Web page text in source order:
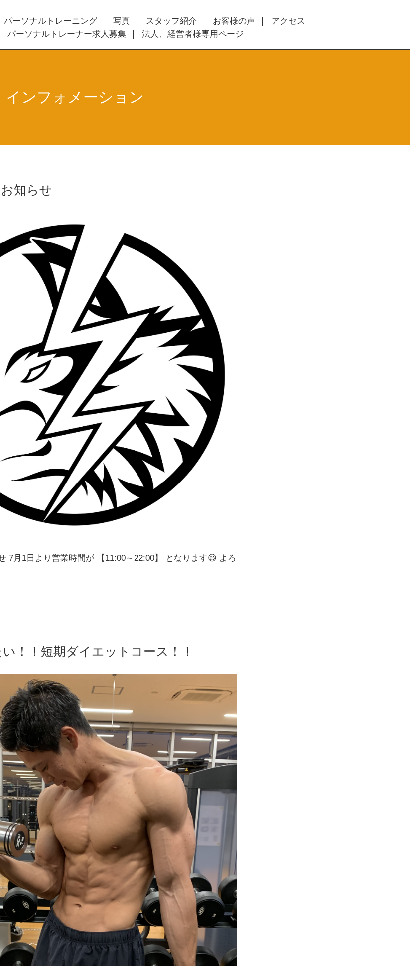
パーソナルトレーニング 写真 スタッフ紹介 お客様の声
アクセス
パーソナルトレーナー求人募集 法人、経営者様専用ページ
インフォメーション
知らせ
7月1日より営業時間が 【11:00～22:00】 となります😃 よろ
！！短期ダイエットコース！！